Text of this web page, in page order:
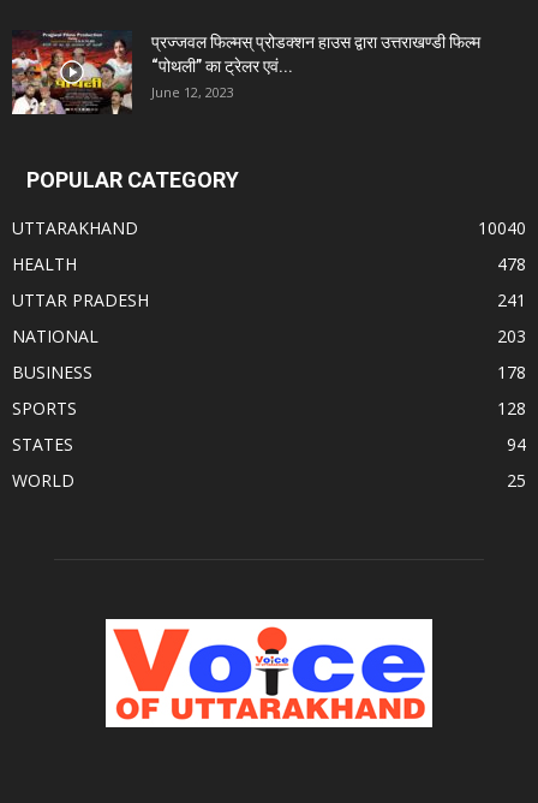
प्रज्जवल फिल्मस् प्रोडक्शन हाउस द्वारा उत्तराखण्डी फिल्म
“पोथली” का ट्रेलर एवं...
June 12, 2023
POPULAR CATEGORY
UTTARAKHAND
10040
HEALTH
478
UTTAR PRADESH
241
NATIONAL
203
BUSINESS
178
SPORTS
128
STATES
94
WORLD
25